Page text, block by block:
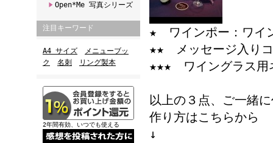
Open*Me 写真シリーズ
注目キーワード
A4 サイズ
メニューブッ
ク
名刺 リング製本
2年間有効、いつでも使える
★ ワインポー：ワイ
★★ メッセージ入り
★★★ ワイングラス用
以上の３点、ご一緒
作り方はこちらから
↓